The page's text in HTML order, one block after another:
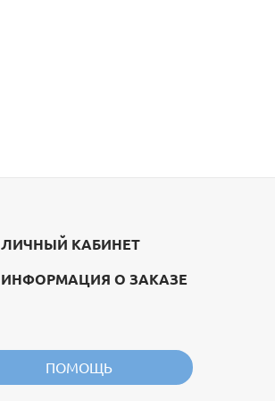
ЛИЧНЫЙ КАБИНЕТ
ИНФОРМАЦИЯ О ЗАКАЗЕ
ПОМОЩЬ